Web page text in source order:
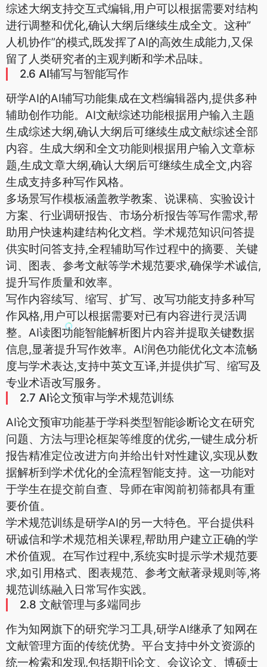
综述大纲支持交互式编辑,用户可以根据需要对结构
进行调整和优化,确认大纲后继续生成全文。这种”
人机协作”的模式,既发挥了AI的高效生成能力,又保
留了人类研究者的主观判断和学术品味。
2.6 AI辅写与智能写作
研学AI的AI辅写功能集成在文档编辑器内,提供多种
辅助创作功能。AI文献综述功能根据用户输入主题
生成综述大纲,确认大纲后可继续生成文献综述全部
内容。生成大纲和全文功能则根据用户输入文章标
题,生成文章大纲,确认大纲后可继续生成全文,内容
生成支持多种写作风格。
多场景写作模板涵盖教学教案、说课稿、实验设计
方案、行业调研报告、市场分析报告等写作需求,帮
助用户快速构建结构化文档。学术规范知识问答提
供实时问答支持,全程辅助写作过程中的摘要、关键
词、图表、参考文献等学术规范要求,确保学术诚信,
提升写作质量和效率。
写作内容续写、缩写、扩写、改写功能支持多种写
作风格,用户可以根据需要对已有内容进行灵活调
整。AI读图功能智能解析图片内容并提取关键数据
信息,显著提升写作效率。AI润色功能优化文本流畅
度与学术表达,支持中英文互译,并提供扩写、缩写及
专业术语改写服务。
2.7 AI论文预审与学术规范训练
AI论文预审功能基于学科类型智能诊断论文在研究
问题、方法与理论框架等维度的优劣,一键生成分析
报告精准定位改进方向并给出针对性建议,实现从数
据解析到学术优化的全流程智能支持。这一功能对
于学生在提交前自查、导师在审阅前初筛都具有重
要价值。
学术规范训练是研学AI的另一大特色。平台提供科
研诚信和学术规范相关课程,帮助用户建立正确的学
术价值观。在写作过程中,系统实时提示学术规范要
求,如引用格式、图表规范、参考文献著录规则等,将
规范训练融入日常写作实践。
2.8 文献管理与多端同步
作为知网旗下的研究学习工具,研学AI继承了知网在
文献管理方面的传统优势。平台支持中外文资源的
统一检索和发现,包括期刊论文、会议论文、博硕士